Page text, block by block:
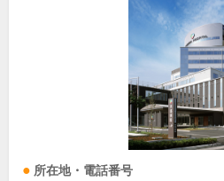
所在地・電話番号